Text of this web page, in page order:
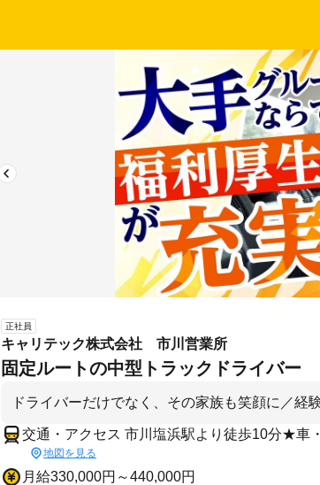
正社員
キャリテック株式会社 市川営業所
固定ルートの中型トラックドライバー
ドライバーだけでなく、その家族も笑顔に／経
交通・アクセス 市川塩浜駅より徒歩10分★車
地図を見る
月給330,000円～440,000円